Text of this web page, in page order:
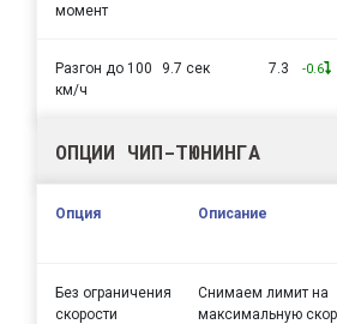
момент
Разгон до 100
км/ч
9.7 сек 7.3 -0.6
ОПЦИИ ЧИП-ТЮНИНГА
Опция Описание
Без ограничения
скорости
Снимаем лимит на
максимальную